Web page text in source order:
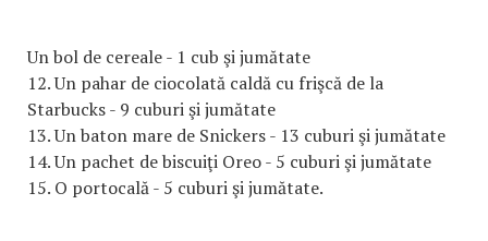
Un bol de cereale - 1 cub şi jumătate
12. Un pahar de ciocolată caldă cu frişcă de la
Starbucks - 9 cuburi şi jumătate
13. Un baton mare de Snickers - 13 cuburi şi jumătate
14. Un pachet de biscuiţi Oreo - 5 cuburi şi jumătate
15. O portocală - 5 cuburi şi jumătate.